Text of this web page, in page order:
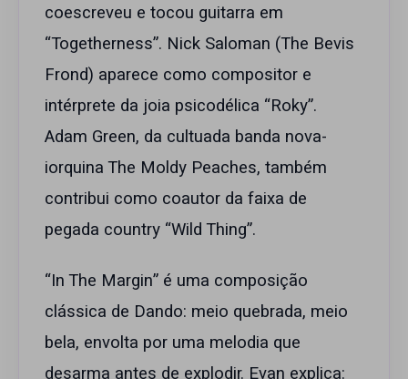
coescreveu e tocou guitarra em
“Togetherness”. Nick Saloman (The Bevis
Frond) aparece como compositor e
intérprete da joia psicodélica “Roky”.
Adam Green, da cultuada banda nova-
iorquina The Moldy Peaches, também
contribui como coautor da faixa de
pegada country “Wild Thing”.
“In The Margin” é uma composição
clássica de Dando: meio quebrada, meio
bela, envolta por uma melodia que